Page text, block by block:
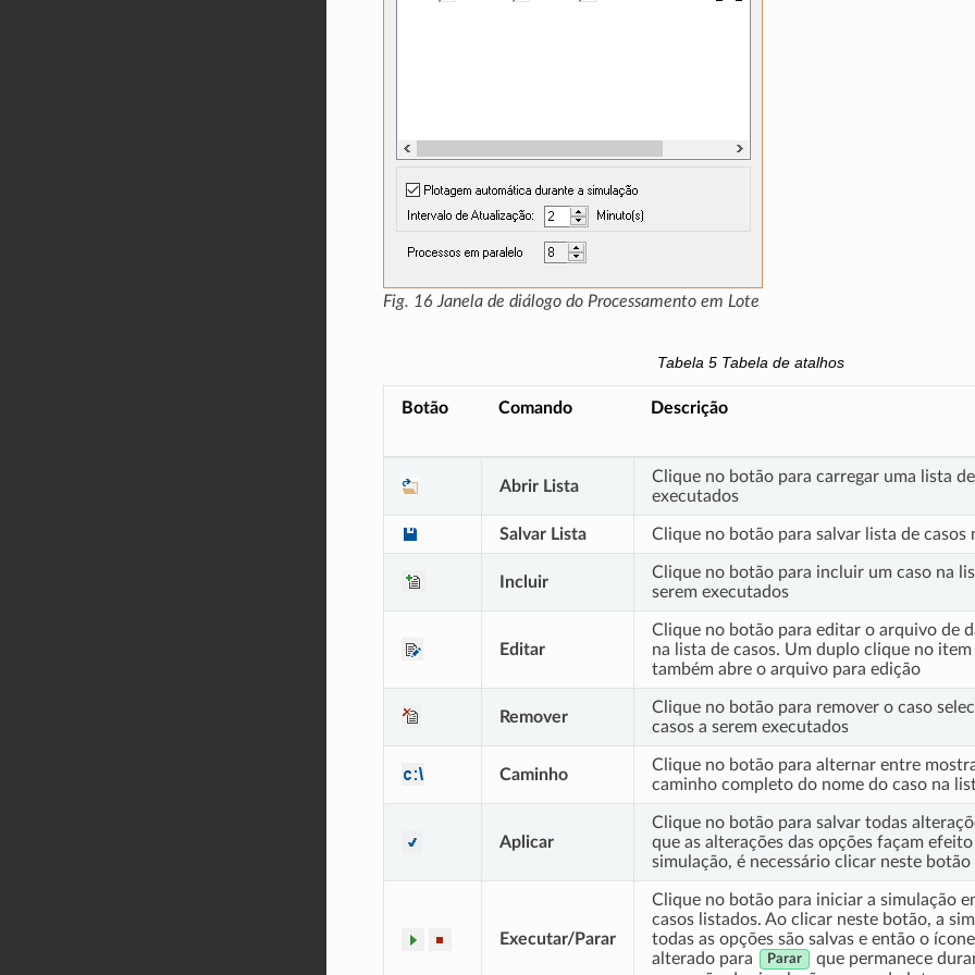
Fig. 16 Janela de diálogo do Processamento em Lote
Tabela 5 Tabela de atalhos
Botão Comando Descrição
Abrir Lista
Clique no botão para carregar uma lista
executados
Salvar Lista Clique no botão para salvar lista de
Incluir
Clique no botão para incluir um caso na
serem executados
Editar
Clique no botão para editar o arquivo de
na lista de casos. Um duplo clique no
também abre o arquivo para edição
Remover
Clique no botão para remover o caso
casos a serem executados
Caminho
Clique no botão para alternar entre
caminho completo do nome do caso na
Aplicar
Clique no botão para salvar todas
que as alterações das opções façam
simulação, é necessário clicar neste botão
Executar/Parar
Clique no botão para iniciar a simulação
casos listados. Ao clicar neste botão, a
todas as opções são salvas e então o
alterado para
Parar
que permanece